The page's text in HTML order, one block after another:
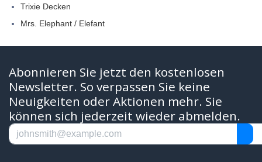
Trixie Decken
Mrs. Elephant / Elefant
Abonnieren Sie jetzt den kostenlosen
Newsletter. So verpassen Sie keine
Neuigkeiten oder Aktionen mehr. Sie
können sich jederzeit wieder abmelden.